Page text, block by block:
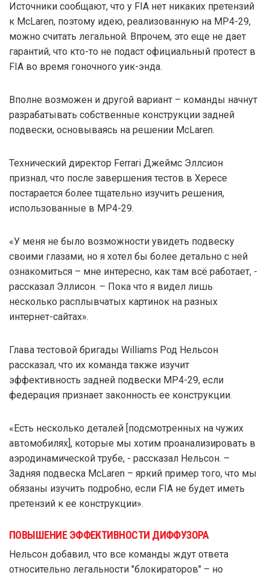
Источники сообщают, что у FIA нет никаких претензий
к McLaren, поэтому идею, реализованную на МР4-29,
можно считать легальной. Впрочем, это еще не дает
гарантий, что кто-то не подаст официальный протест в
FIA во время гоночного уик-энда.
Вполне возможен и другой вариант – команды начнут
разрабатывать собственные конструкции задней
подвески, основываясь на решении McLaren.
Технический директор Ferrari Джеймс Эллсион
признал, что после завершения тестов в Хересе
постарается более тщательно изучить решения,
использованные в МР4-29.
«У меня не было возможности увидеть подвеску
своими глазами, но я хотел бы более детально с ней
ознакомиться – мне интересно, как там всё работает, -
рассказал Эллисон. – Пока что я видел лишь
несколько расплывчатых картинок на разных
интернет-сайтах».
Глава тестовой бригады Williams Род Нельсон
рассказал, что их команда также изучит
эффективность задней подвески МР4-29, если
федерация признает законность ее конструкции.
«Есть несколько деталей [подсмотренных на чужих
автомобилях], которые мы хотим проанализировать в
аэродинамической трубе, - рассказал Нельсон. –
Задняя подвеска McLaren – яркий пример того, что мы
обязаны изучить подробно, если FIA не будет иметь
претензий к ее конструкции».
ПОВЫШЕНИЕ ЭФФЕКТИВНОСТИ ДИФФУЗОРА
Нельсон добавил, что все команды ждут ответа
относительно легальности "блокираторов" – но